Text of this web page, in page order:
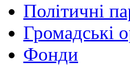
Політичні
Громадські
Фонди